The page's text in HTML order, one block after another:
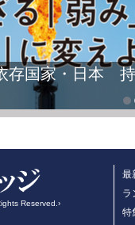
カップ2026
Reserved.›
最
ラ
特